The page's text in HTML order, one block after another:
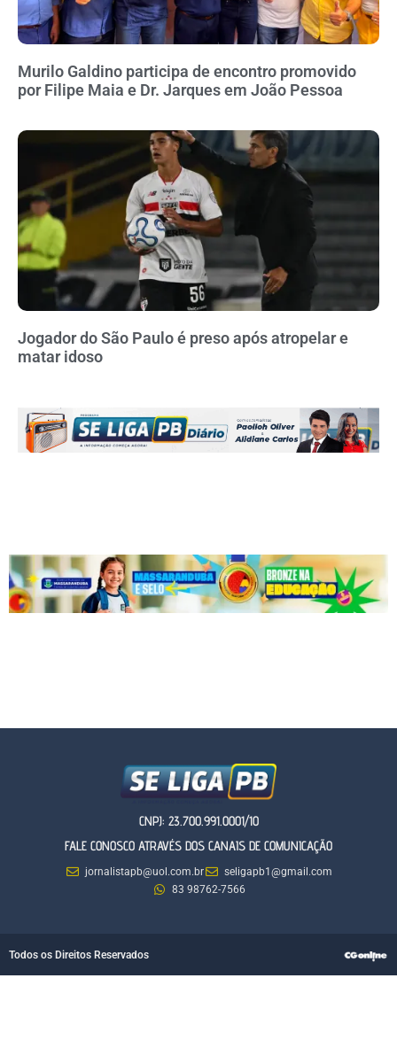
Murilo Galdino participa de encontro promovido
por Filipe Maia e Dr. Jarques em João Pessoa
Jogador do São Paulo é preso após atropelar e
matar idoso
CNPJ: 23.700.991.0001/10
FALE CONOSCO ATRAVÉS DOS CANAIS DE COMUNICAÇÃO
jornalistapb@uol.com.br
seligapb1@gmail.com
83 98762-7566
Todos os Direitos Reservados